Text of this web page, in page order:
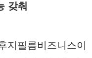
갖춰
지필름비즈니스이